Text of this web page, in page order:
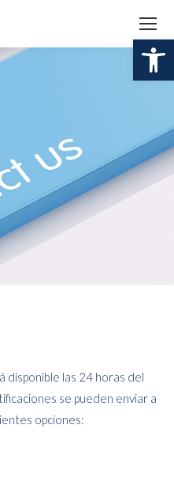
disponible las 24 horas del
se pueden enviar a
opciones: